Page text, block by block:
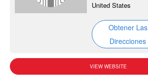
United States
Obtener Las
Direcciones
VIEW WEBSITE